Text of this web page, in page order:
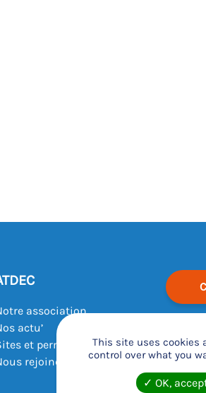
association
actu’
et permanences
rejoindre
This site uses cookies
control over what you
OK,